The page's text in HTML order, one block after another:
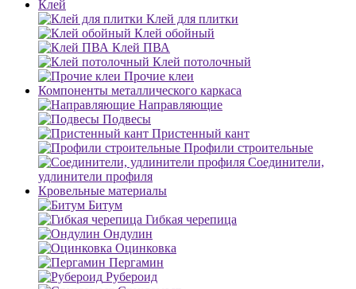
Клей
Клей для плитки
Клей обойный
Клей ПВА
Клей потолочный
Прочие клеи
Компоненты металлического каркаса
Направляющие
Подвесы
Пристенный кант
Профили строительные
Соединители,
удлинители профиля
Кровельные материалы
Битум
Гибкая черепица
Ондулин
Оцинковка
Пергамин
Рубероид